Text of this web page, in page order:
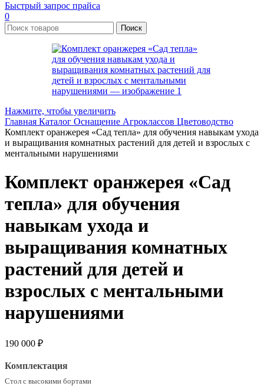
Быстрый запрос прайса
0
Поиск
Нажмите, чтобы увеличить
Главная Каталог Оснащение Агроклассов Цветоводство
Комплект оранжерея «Сад тепла» для обучения навыкам ухода
и выращивания комнатных растений для детей и взрослых с
ментальными нарушениями
Комплект оранжерея «Сад
тепла» для обучения
навыкам ухода и
выращивания комнатных
растений для детей и
взрослых с ментальными
нарушениями
190 000 ₽
Комплектация
Стол с высокими бортами